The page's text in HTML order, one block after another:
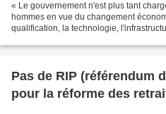
« Le gouvernement n'est plus tant
hommes en vue du changement
qualification, la technologie,
Pas de RIP (référendum
pour la réforme des